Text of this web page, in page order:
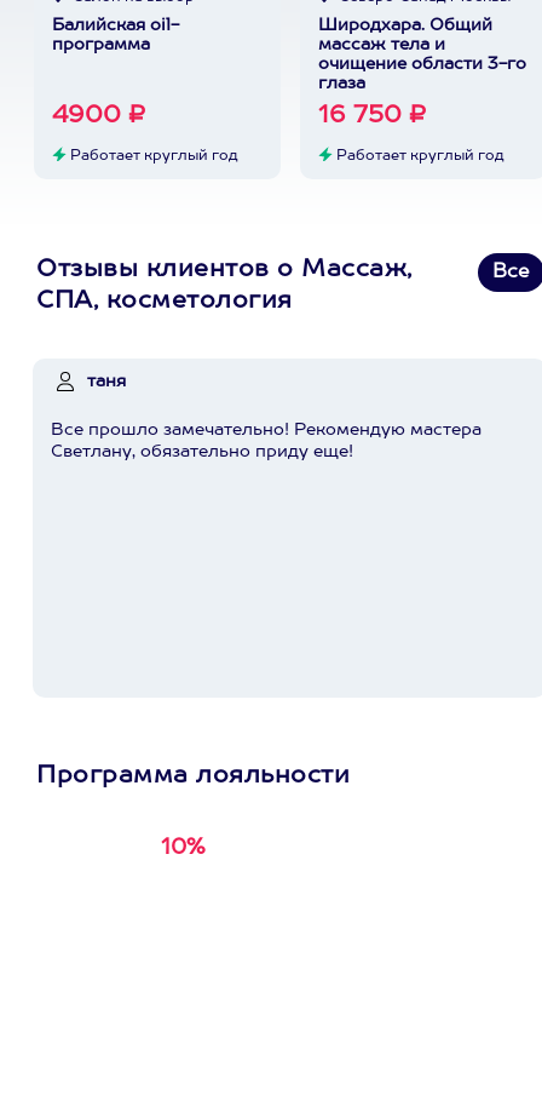
Балийская oil-
программа
4900 ₽
Работает круглый год
Широдхара. Общий
массаж тела и
очищение области 3-го
глаза
16 750 ₽
Работает круглый год
Отзывы клиентов о Массаж,
СПА, косметология
Все
таня
Все прошло замечательно! Рекомендую мастера
Светлану, обязательно приду еще!
Программа лояльности
10%